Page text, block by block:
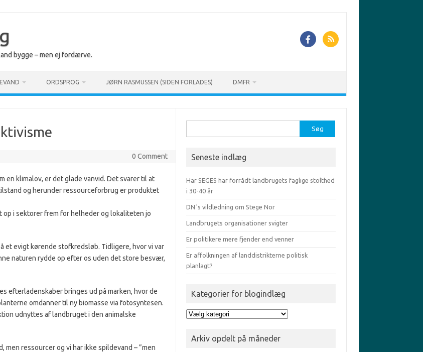
bygge – men ej fordærve.
ORDSPROG JØRN RASMUSSEN (SIDEN FORLADES) DMFR
0 Comment
en klimalov, er det glade vanvid. Det svarer til at
og herunder ressourceforbrug er produktet
op i sektorer frem for helheder og lokaliteten jo
et evigt kørende stofkredsløb. Tidligere, hvor vi var
naturen rydde op efter os uden det store besvær,
efterladenskaber bringes ud på marken, hvor de
omdanner til ny biomasse via fotosyntesen.
udnyttes af landbruget i den animalske
ressourcer og vi har ikke spildevand – ”men
efter:
Seneste indlæg
Har SEGES har forrådt landbrugets faglige stolthed
i 30-40 år
DN´s vildledning om Stege Nor
Landbrugets organisationer svigter
Er politikere mere fjender end venner
Er affolkningen af landdistrikterne politisk
planlagt?
Kategorier for blogindlæg
Kategorier
Arkiv opdelt på måneder